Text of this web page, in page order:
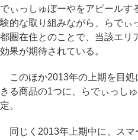
でぃっしゅぼーやをアピールす
験的な取り組みながら、らでぃ
都圏在住とのことで、当該エリ
効果が期待されている。
このほか2013年の上期を目処
きる商品の1つに、らでぃっし
定。
同じく2013年上期中に、スマ